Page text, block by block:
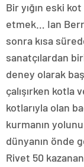
Bir yığın eski
etmek… Ian
sonra kısa
sanatçılardan
deney olarak
çalışırken kotla
kotlarıyla olan
kurmanın
dünyanın önde
Rivet 50